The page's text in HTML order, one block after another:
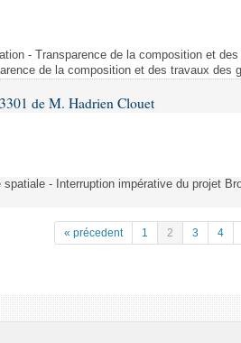
- Transparence de la composition et
de la composition et des travaux des
de M. Hadrien Clouet
- Interruption impérative du projet
« précedent 1 2 3 4